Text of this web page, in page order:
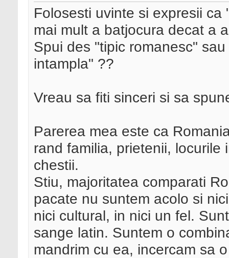
Folosesti uvinte si expresii
mai mult a batjocura decat a
Spui des "tipic romanesc"
intampla" ??
Vreau sa fiti sinceri si sa
Parerea mea este ca
rand familia, prietenii, locurile
chestii.
Stiu, majoritatea comparati
pacate nu suntem acolo si
nici cultural, in nici un fel.
sange latin. Suntem o
mandrim cu ea, incercam sa